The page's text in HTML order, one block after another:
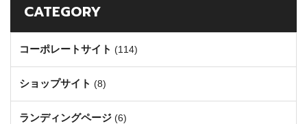
CATEGORY
コーポレートサイト (114)
ショップサイト (8)
ランディングページ (6)